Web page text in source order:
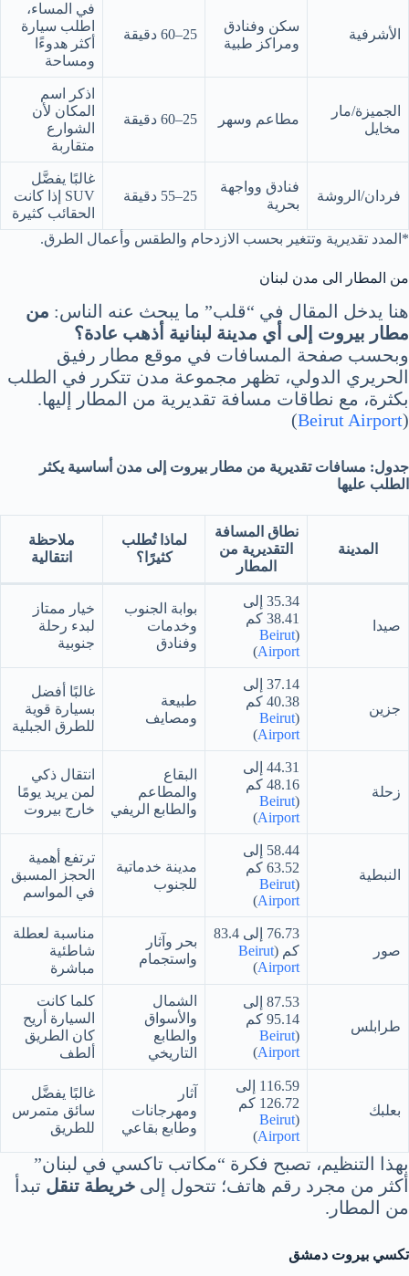
الأشرفية
سكن وفنادق
ومراكز طبية
25–60 دقيقة
في المساء،
اطلب سيارة
أكثر هدوءًا
ومساحة
الجميزة/مار
مخايل
مطاعم وسهر 25–60 دقيقة
اذكر اسم
المكان لأن
الشوارع
متقاربة
فردان/الروشة
فنادق وواجهة
بحرية
25–55 دقيقة
غالبًا يفضَّل
SUV إذا كانت
الحقائب كثيرة
*المدد تقديرية وتتغير بحسب الازدحام والطقس وأعمال الطرق.
من المطار الى مدن لبنان
هنا يدخل المقال في “قلب” ما يبحث عنه الناس: من
مطار بيروت إلى أي مدينة لبنانية أذهب عادة؟
وبحسب صفحة المسافات في موقع مطار رفيق
الحريري الدولي، تظهر مجموعة مدن تتكرر في الطلب
بكثرة، مع نطاقات مسافة تقديرية من المطار إليها.
(
Beirut Airport
)
جدول: مسافات تقديرية من مطار بيروت إلى مدن أساسية يكثر
الطلب عليها
المدينة
نطاق المسافة
التقديرية من
المطار
لماذا تُطلب
كثيرًا؟
ملاحظة
انتقالية
صيدا
35.34 إلى
38.41 كم
(
Beirut
Airport
)
بوابة الجنوب
وخدمات
وفنادق
خيار ممتاز
لبدء رحلة
جنوبية
جزين
37.14 إلى
40.38 كم
(
Beirut
Airport
)
طبيعة
ومصايف
غالبًا أفضل
بسيارة قوية
للطرق الجبلية
زحلة
44.31 إلى
48.16 كم
(
Beirut
Airport
)
البقاع
والمطاعم
والطابع الريفي
انتقال ذكي
لمن يريد يومًا
خارج بيروت
النبطية
58.44 إلى
63.52 كم
(
Beirut
Airport
)
مدينة خدماتية
للجنوب
ترتفع أهمية
الحجز المسبق
في المواسم
صور
76.73 إلى 83.4
كم (Beirut
Airport
)
بحر وآثار
واستجمام
مناسبة لعطلة
شاطئية
مباشرة
طرابلس
87.53 إلى
95.14 كم
(
Beirut
Airport
)
الشمال
والأسواق
والطابع
التاريخي
كلما كانت
السيارة أريح
كان الطريق
ألطف
بعلبك
116.59 إلى
126.72 كم
(
Beirut
Airport
)
آثار
ومهرجانات
وطابع بقاعي
غالبًا يفضَّل
سائق متمرس
للطريق
بهذا التنظيم، تصبح فكرة “مكاتب تاكسي في لبنان”
أكثر من مجرد رقم هاتف؛ تتحول إلى خريطة تنقل تبدأ
من المطار.
تكسي بيروت دمشق